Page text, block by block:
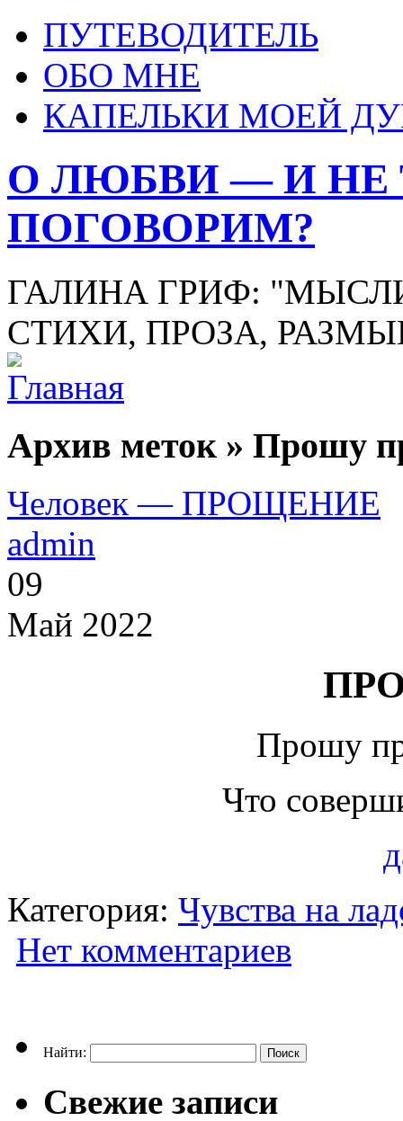
ПУТЕВОДИТЕЛЬ
ОБО МНЕ
КАПЕЛЬКИ МОЕЙ
О ЛЮБВИ — И НЕ
ПОГОВОРИМ?
ГАЛИНА ГРИФ:
СТИХИ, ПРОЗА,
Архив меток » Прошу
Человек — ПРОЩЕНИЕ
admin
09
Май 2022
Прошу
Что
Категория: Чувства на
Нет комментариев
Найти:
Свежие записи